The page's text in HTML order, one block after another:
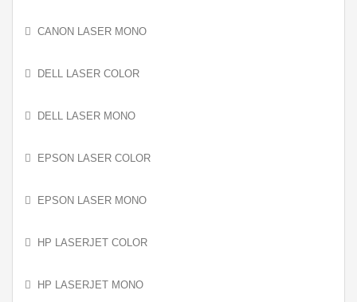
CANON LASER MONO
DELL LASER COLOR
DELL LASER MONO
EPSON LASER COLOR
EPSON LASER MONO
HP LASERJET COLOR
HP LASERJET MONO